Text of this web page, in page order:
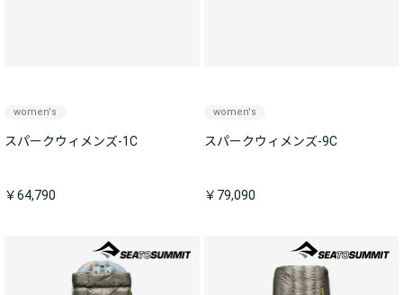
women's
スパークウィメンズ-1C
￥64,790
women's
スパークウィメンズ-9C
￥79,090